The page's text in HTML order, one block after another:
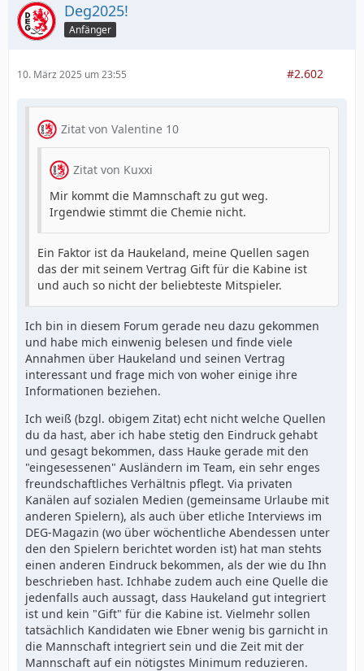
Deg2025!
Anfänger
10. März 2025 um 23:55 #2.602
Zitat von Valentine 10
Zitat von Kuxxi
Mir kommt die Mamnschaft zu gut weg.
Irgendwie stimmt die Chemie nicht.
Ein Faktor ist da Haukeland, meine Quellen sagen
das der mit seinem Vertrag Gift für die Kabine ist
und auch so nicht der beliebteste Mitspieler.
Ich bin in diesem Forum gerade neu dazu gekommen
und habe mich einwenig belesen und finde viele
Annahmen über Haukeland und seinen Vertrag
interessant und frage mich von woher einige ihre
Informationen beziehen.
Ich weiß (bzgl. obigem Zitat) echt nicht welche Quellen
du da hast, aber ich habe stetig den Eindruck gehabt
und gesagt bekommen, dass Hauke gerade mit den
"eingesessenen" Ausländern im Team, ein sehr enges
freundschaftliches Verhältnis pflegt. Via privaten
Kanälen auf sozialen Medien (gemeinsame Urlaube mit
anderen Spielern), als auch über etliche Interviews im
DEG-Magazin (wo über wöchentliche Abendessen unter
den den Spielern berichtet worden ist) hat man stehts
einen anderen Eindruck bekommen, als der wie du Ihn
beschrieben hast. Ichhabe zudem auch eine Quelle die
jedenfalls auch aussagt, dass Haukeland gut integriert
ist und kein "Gift" für die Kabine ist. Vielmehr sollen
tatsächlich Kandidaten wie Ebner wenig bis garnicht in
die Mannschaft integriert sein und die Zeit mit der
Mannschaft auf ein nötigstes Minimum reduzieren.